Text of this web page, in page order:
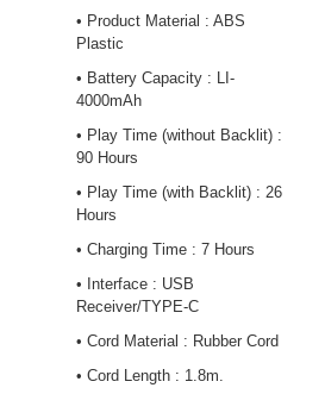
• Product Material : ABS
Plastic
• Battery Capacity : LI-
4000mAh
• Play Time (without Backlit) :
90 Hours
• Play Time (with Backlit) : 26
Hours
• Charging Time : 7 Hours
• Interface : USB
Receiver/TYPE-C
• Cord Material : Rubber Cord
• Cord Length : 1.8m.